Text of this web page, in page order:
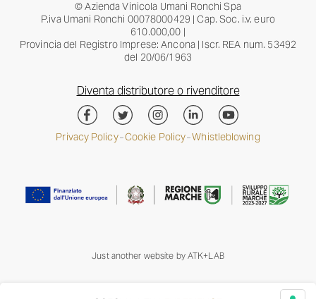
© Azienda Vinicola Umani Ronchi Spa
P.iva Umani Ronchi 00078000429 | Cap. Soc. i.v. euro
610.000,00 |
Provincia del Registro Imprese: Ancona | Iscr. REA num. 53492
del 20/06/1963
Diventa distributore o rivenditore
Privacy Policy–Cookie Policy–Whistleblowing
Just another website by ATK+LAB